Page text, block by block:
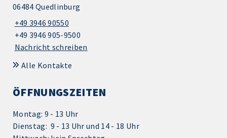
06484 Quedlinburg
+49 3946 90550
+49 3946 905-9500
Nachricht schreiben
Alle Kontakte
ÖFFNUNGSZEITEN
Montag: 9 - 13 Uhr
Dienstag: 9 - 13 Uhr und 14 - 18 Uhr